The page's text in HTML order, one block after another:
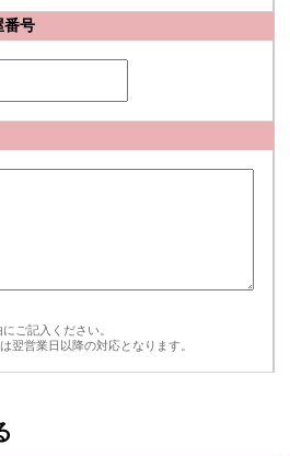
番号
ご記入ください。
翌営業日以降の対応となります。